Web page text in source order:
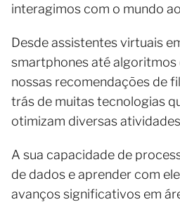
interagimos com o mundo
Desde assistentes virtuais
smartphones até algoritmos
nossas recomendações de
trás de muitas tecnologias
otimizam diversas
A sua capacidade de
de dados e aprender com
avanços significativos em